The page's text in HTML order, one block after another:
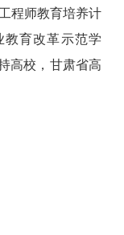
程师教育培养计
教育改革示范学
高校，甘肃省高